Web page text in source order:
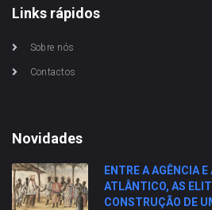
Links rápidos
Sobre nós
Contactos
Novidades
ENTRE A AGÊNCIA
ATLÂNTICO, AS
CONSTRUÇÃO DE